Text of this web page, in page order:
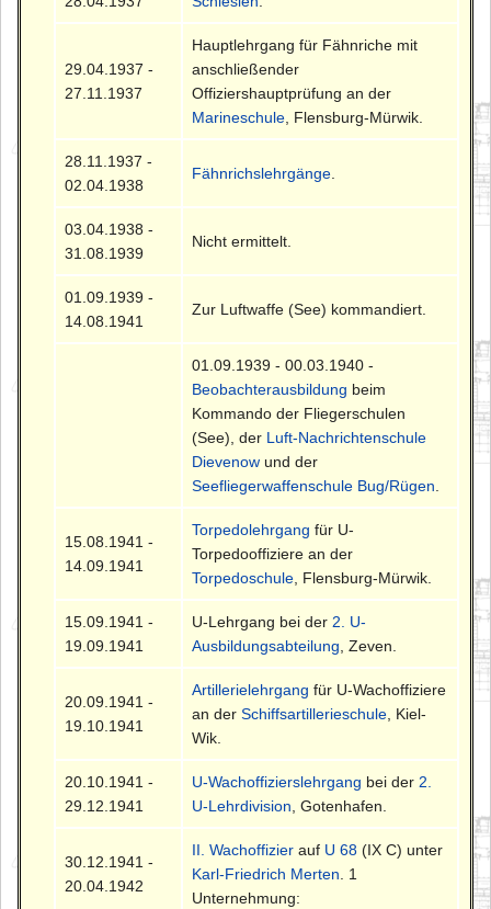
29.04.1937 -
27.11.1937
Hauptlehrgang für Fähnriche mit
anschließender
Offiziershauptprüfung an der
Marineschule , Flensburg-Mürwik.
28.11.1937 -
02.04.1938
Fähnrichslehrgänge
03.04.1938 -
31.08.1939
Nicht ermittelt.
01.09.1939 -
14.08.1941
Zur Luftwaffe (See) kommandiert.
01.09.1939 - 00.03.1940 -
Beobachterausbildung beim
Kommando der Fliegerschulen
(See), der Luft-Nachrichtenschule
Dievenow und der
Seefliegerwaffenschule Bug/Rügen
15.08.1941 -
14.09.1941
Torpedolehrgang für U-
Torpedooffiziere an der
Torpedoschule , Flensburg-Mürwik.
15.09.1941 -
19.09.1941
U-Lehrgang bei der 2. U-
Ausbildungsabteilung , Zeven.
20.09.1941 -
19.10.1941
Artillerielehrgang für U-Wachoffiziere
an derSchiffsartillerieschule , Kiel-
Wik.
20.10.1941 -
29.12.1941
U-Wachoffizierslehrgang bei der 2.
U-Lehrdivision , Gotenhafen.
30.12.1941 -
20.04.1942
II. Wachoffizier auf U 68 (IX C) unter
Karl-Friedrich Merten . 1
Unternehmung: